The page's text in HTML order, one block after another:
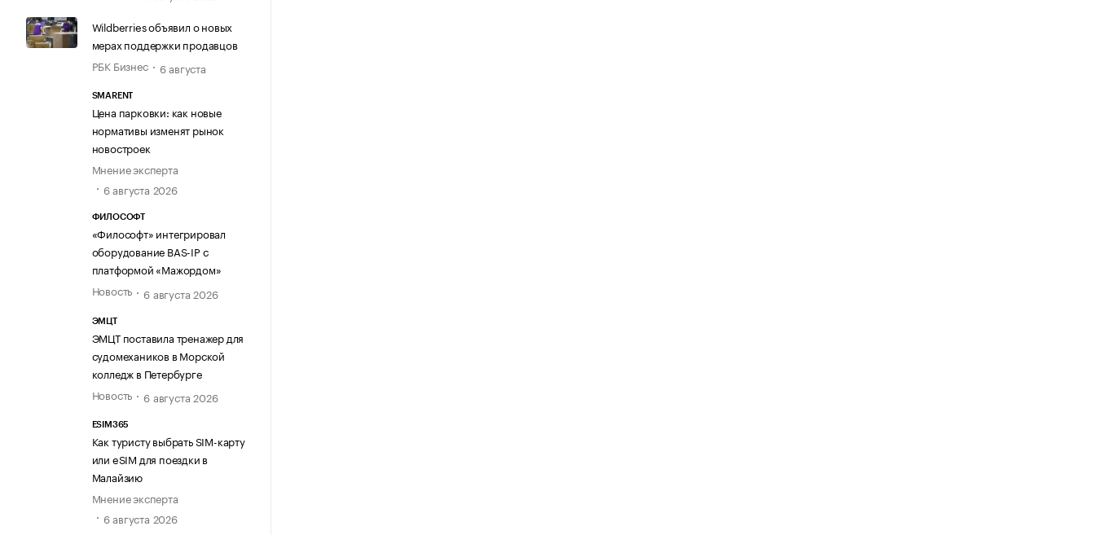
Wildberries объявил о новых
мерах поддержки продавцов
РБК Бизнес
6 августа
SMARENT
Цена парковки: как новые
нормативы изменят рынок
новостроек
Мнение эксперта
6 августа 2026
ФИЛОСОФТ
«Философт» интегрировал
оборудование BAS-IP с
платформой «Мажордом»
Новость
6 августа 2026
ЭМЦТ
ЭМЦТ поставила тренажер для
судомехаников в Морской
колледж в Петербурге
Новость
6 августа 2026
ESIM365
Как туристу выбрать SIM-карту
или eSIM для поездки в
Малайзию
Мнение эксперта
6 августа 2026